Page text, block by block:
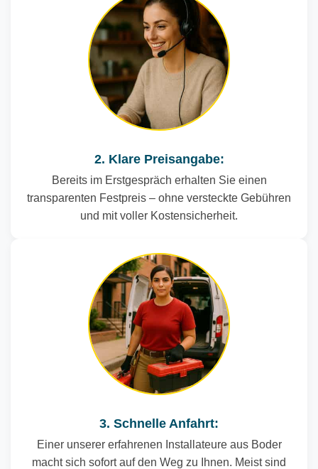
2. Klare Preisangabe:
Bereits im Erstgespräch erhalten Sie einen
transparenten Festpreis – ohne versteckte Gebühren
und mit voller Kostensicherheit.
3. Schnelle Anfahrt:
Einer unserer erfahrenen Installateure aus Boder
macht sich sofort auf den Weg zu Ihnen. Meist sind